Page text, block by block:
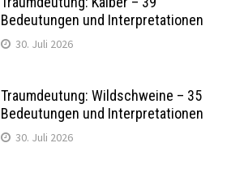
Bedeutungen und Interpretationen
30. Juli 2026
Traumdeutung: Wildschweine – 35
Bedeutungen und Interpretationen
30. Juli 2026